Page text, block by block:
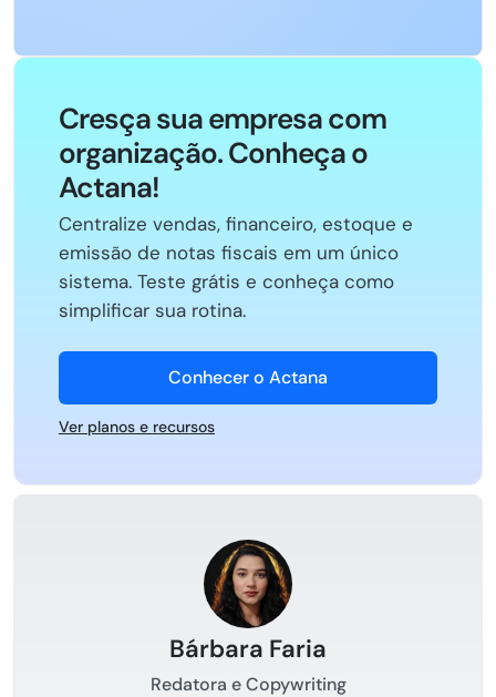
Cresça sua empresa com
organização. Conheça o
Actana!
Centralize vendas, financeiro, estoque e
emissão de notas fiscais em um único
sistema. Teste grátis e conheça como
simplificar sua rotina.
Conhecer o Actana
Ver planos e recursos
Bárbara Faria
Redatora e Copywriting